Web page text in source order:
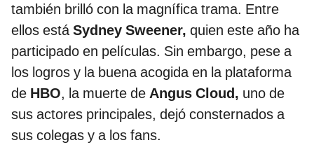
también brilló con la magnífica trama. Entre
ellos estáSydney Sweener, quien este año ha
participado en películas. Sin embargo, pese a
los logros y la buena acogida en la plataforma
de HBO, la muerte de Angus Cloud, uno de
sus actores principales, dejó consternados a
sus colegas y a los fans.